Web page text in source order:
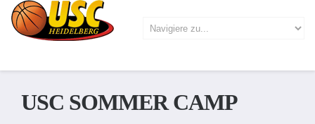
USC SOMMER CAMP